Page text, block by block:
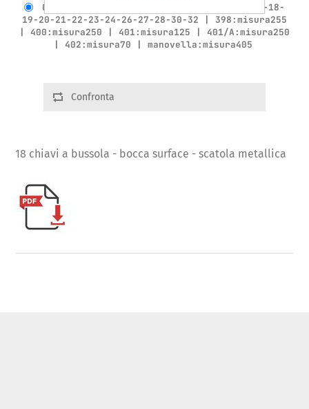
Cod.:40491 | 396:misura12-13-14-15-16-17-18-
19-20-21-22-23-24-26-27-28-30-32 | 398:misura255
| 400:misura250 | 401:misura125 | 401/A:misura250
| 402:misura70 | manovella:misura405
Confronta
18 chiavi a bussola - bocca surface - scatola metallica